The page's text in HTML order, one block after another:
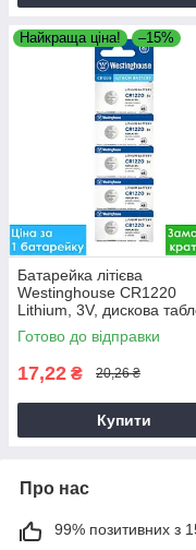
Найкраща ціна! –15%
Батарейка літієва
Westinghouse CR1220
Lithium, 3V, дискова
блістер, Таблетка
CR1220
Готово до відправки
17,22 ₴ 20,26 ₴
Купити
Про нас
99% позитивних з